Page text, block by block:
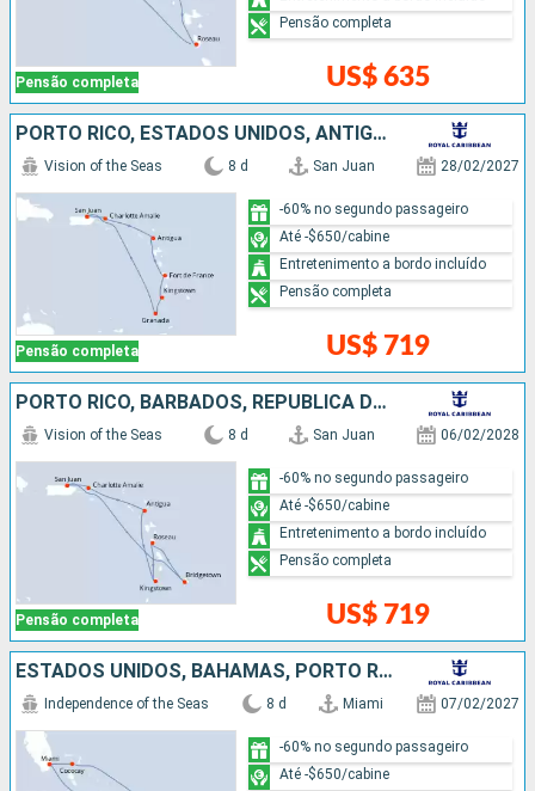
Pensão completa US$ 635
Pensão completa
PORTO RICO, ESTADOS UNIDOS, ANTIGUA E BARBUDA, SÃO VINCENTE E GRANADINAS, GRENADA
Pensão completa
Vision of the Seas 8 d San Juan 28/02/2027
US$ 719
-60% no segundo passageiro
Até -$650/cabine
Entretenimento a bordo incluído
Pensão completa
PORTO RICO, BARBADOS, REPUBLICA DOMINICANA, SÃO VINCENTE E GRANADINAS, ANTIGUA E BARBUDA, ESTADOS UNIDOS
Pensão completa
Vision of the Seas 8 d San Juan 06/02/2028
US$ 719
-60% no segundo passageiro
Até -$650/cabine
Entretenimento a bordo incluído
Pensão completa
ESTADOS UNIDOS, BAHAMAS, PORTO RICO
Independence of the Seas 8 d Miami 07/02/2027
-60% no segundo passageiro
Até -$650/cabine